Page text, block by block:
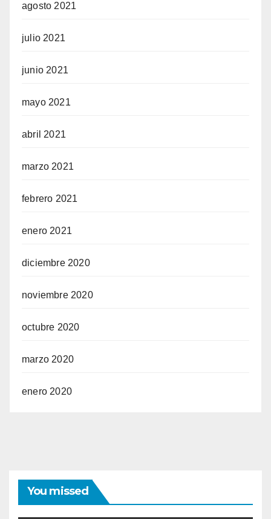
agosto 2021
julio 2021
junio 2021
mayo 2021
abril 2021
marzo 2021
febrero 2021
enero 2021
diciembre 2020
noviembre 2020
octubre 2020
marzo 2020
enero 2020
You missed